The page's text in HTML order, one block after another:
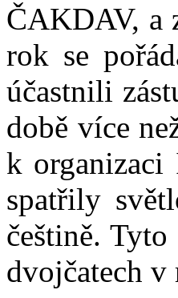
ČAKDAV, a
rok se
účastnili
době více
k
spatřily
češtině.
dvojčatech v